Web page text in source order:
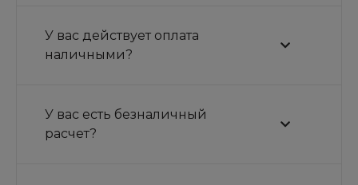
У вас действует оплата
наличными?
У вас есть безналичный
расчет?